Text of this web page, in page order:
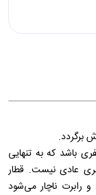
برگردد.
باشد که به تنهایی
عادی‌ نیست‌. قطار
رابرت ناچار می‌شود